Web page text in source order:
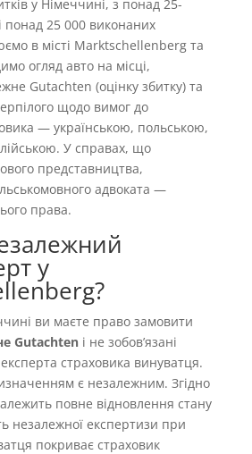
у Німеччині, з понад 25-
понад 25 000 виконаних
в місті Marktschellenberg та
огляд авто на місці,
Gutachten (оцінку збитку) та
щодо вимог до
— українською, польською,
У справах, що
представництва,
адвоката —
права.
у
ви маєте право замовити
Gutachtenі не зобовʼязані
страховика винуватця.
є незалежним. Згідно
повне відновлення стану
незалежної експертизи при
покриває страховик